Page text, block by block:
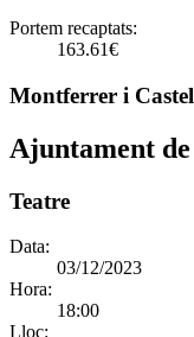
Portem recaptats:
163.61€
Montferrer i
Ajuntament
Teatre
Data:
03/12/2023
Hora:
18:00
Lloc: